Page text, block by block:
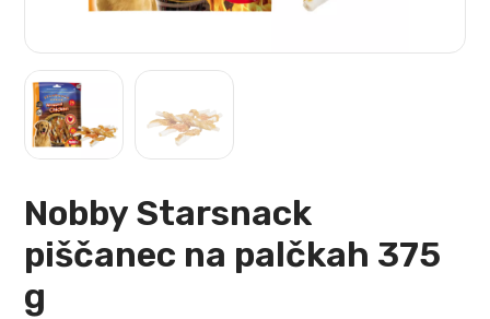
Nobby Starsnack
piščanec na palčkah 375
g